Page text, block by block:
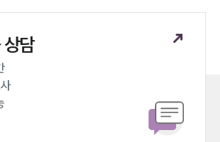
상담